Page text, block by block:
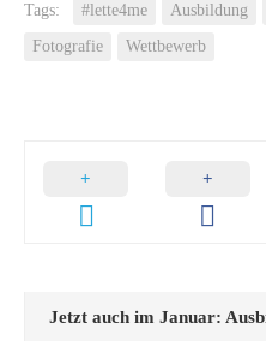
Tags: #lette4me Ausbildung
Fotografie
Wettbewerb
Jetzt auch im Januar: